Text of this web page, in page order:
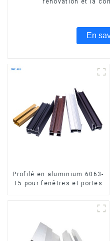
rénovation et la
En
Profilé en aluminium 6063-
T5 pour fenêtres et portes